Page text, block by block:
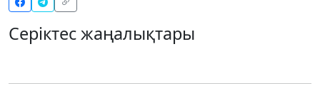
Серіктес жаңалықтары